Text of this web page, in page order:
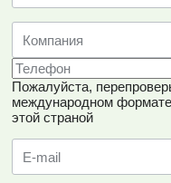
Пожалуйста,
международном
этой страной